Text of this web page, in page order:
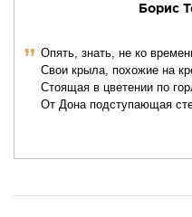
Боpис
ˮ Опять, знать, не ко
Свои крыла, похожие на
Стоящая в цветении по
От Дона подступающая